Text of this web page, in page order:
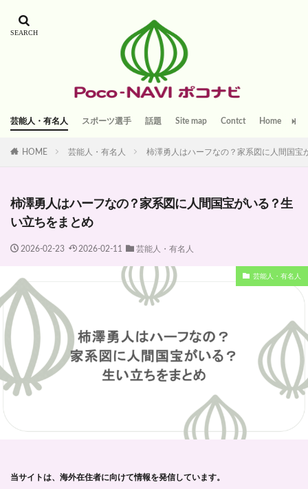
芸能人・有名人 スポーツ選手 話題 Site map Contct Home
HOME 芸能人・有名人 柿澤勇人はハーフなの？家系図に人間国宝
柿澤勇人はハーフなの？家系図に人間国宝がいる？生
い立ちをまとめ
2026-02-23 2026-02-11 芸能人・有名人
芸能人・有名人
当サイトは、海外在住者に向けて情報を発信しています。